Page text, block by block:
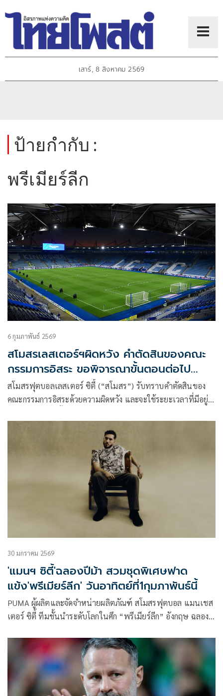
เสาร์, 8 สิงหาคม 2569
ป้ายกำกับ :
พรีเมียร์ลีก
6 กุมภาพันธ์ 2569
สโมสรเลสเตอร์ฯผิดหวัง คำตัดสินของคณะ
กรรมการอิสระ ขอพิจารณาขั้นตอนต่อไป
อย่างรอบคอบ
สโมสรฟุตบอลเลสเตอร์ ซิตี้ (“สโมสร”) รับทราบคำตัดสินของ
คณะกรรมการอิสระด้วยความผิดหวัง และจะใช้ระยะเวลาที่มีอยู่
30 มกราคม 2569
'แมนฯ ซิตี้'ฉลองปีม้า สวมชุดพิเศษฟาด
แข้ง'พรีเมียร์ลีก' วันอาทิตย์ที่1กุมภาพันธ์นี้
PUMA ผู้ผลิตและจัดจำหน่ายผลิตภัณฑ์ สโมสรฟุตบอล แมนเชส
เตอร์ ซิตี้ ทีมชั้นนำระดับโลกในศึก “พรีเมียร์ลีก” อังกฤษ ฉลองปี
Horse Capsule Collection” ที่มาในโทนสีเอิร์ธโทนเรียบหรู
ถ่ายทอดทั้งความนิ่งสงบแบบภาพเหมือนจีนโบราณ และพลังการ
เคลื่อนไหวของทีมที่เหมือนม้าศึกกำลังเร่งฝีเท้าเต็มสปีด